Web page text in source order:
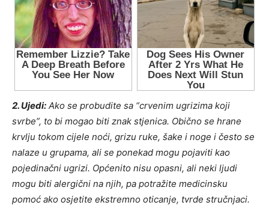
2. Ujedi: Ako se probudite sa “crvenim ugrizima koji
svrbe”, to bi mogao biti znak stjenica. Obično se hrane
krvlju tokom cijele noći, grizu ruke, šake i noge i često se
nalaze u grupama, ali se ponekad mogu pojaviti kao
pojedinačni ugrizi. Općenito nisu opasni, ali neki ljudi
mogu biti alergični na njih, pa potražite medicinsku
pomoć ako osjetite ekstremno oticanje, tvrde stručnjaci.